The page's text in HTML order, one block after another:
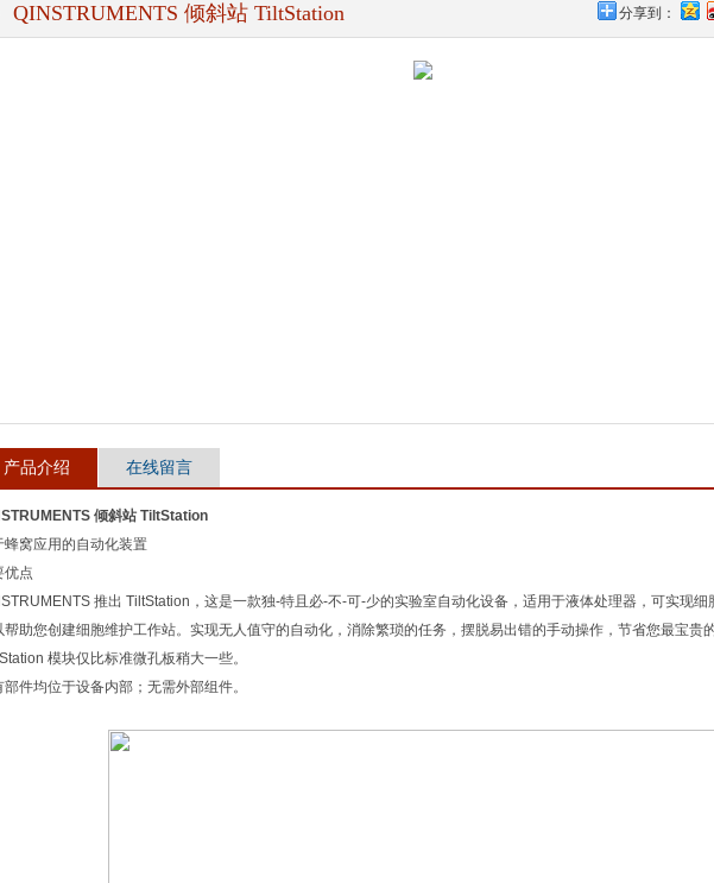
QINSTRUMENTS 倾斜站 TiltStation 分享到：
产品介绍 在线留言
倾斜站 TiltStation
蜂窝应用的自动化装置
优点
推出 TiltStation，这是一款独-特且必-不-可-少的实验室自动化设备，适用于液体处理器，可实现细
帮助您创建细胞维护工作站。实现无人值守的自动化，消除繁琐的任务，摆脱易出错的手动操作，节省您最宝贵
模块仅比标准微孔板稍大一些。
部件均位于设备内部；无需外部组件。